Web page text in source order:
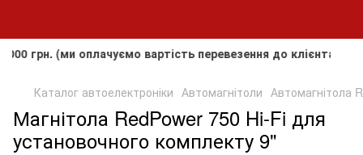
оплачуємо вартість перевезення до клієнта, але не
Каталог автоелектроніки Автомагнітоли Автомагнітола
Магнітола RedPower 750 Hi-Fi для
установочного комплекту 9"